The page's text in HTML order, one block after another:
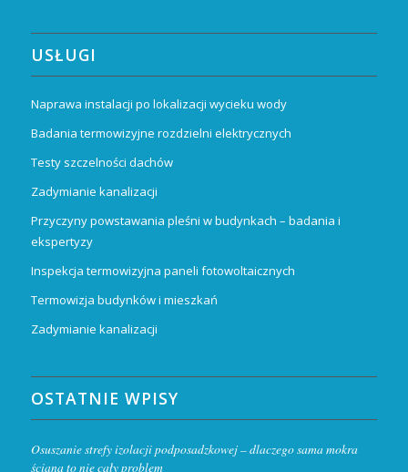
USŁUGI
Naprawa instalacji po lokalizacji wycieku wody
Badania termowizyjne rozdzielni elektrycznych
Testy szczelności dachów
Zadymianie kanalizacji
Przyczyny powstawania pleśni w budynkach – badania i
ekspertyzy
Inspekcja termowizyjna paneli fotowoltaicznych
Termowizja budynków i mieszkań
Zadymianie kanalizacji
OSTATNIE WPISY
Osuszanie strefy izolacji podposadzkowej – dlaczego sama mokra
ściana to nie cały problem